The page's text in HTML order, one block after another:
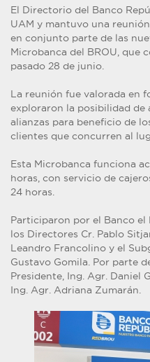
El Directorio del Banco
UAM y mantuvo una
en conjunto parte de las
Microbanca del BROU, que
pasado 28 de junio.
La reunión fue valorada en
exploraron la posibilidad de
alianzas para beneficio de
clientes que concurren al
Esta Microbanca funciona
horas, con servicio de
24 horas.
Participaron por el Banco el
los Directores Cr. Pablo
Leandro Francolino y el
Gustavo Gomila. Por parte
Presidente, Ing. Agr. Daniel
Ing. Agr. Adriana Zumarán.